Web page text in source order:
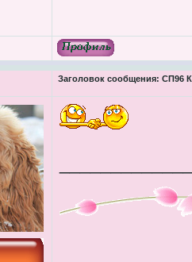
Заголовок сообщения: СП96